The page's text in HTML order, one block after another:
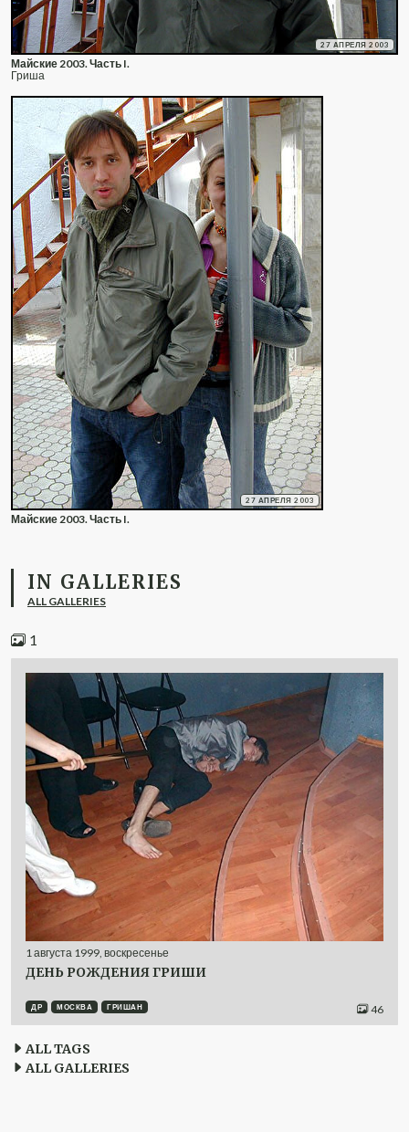
27 АПРЕЛЯ 2003
Майские 2003. Часть I.
Гриша
27 АПРЕЛЯ 2003
Майские 2003. Часть I.
IN GALLERIES
ALL GALLERIES
1
1августа 1999, воскресенье
ДЕНЬ РОЖДЕНИЯ ГРИШИ
ДР МОСКВА ГРИШАН 46
ALL TAGS
ALL GALLERIES